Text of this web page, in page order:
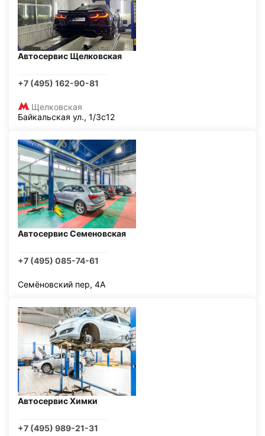
Автосервис Щелковская
+7 (495) 162-90-81
Щелковская
Байкальская ул., 1/3с12
Автосервис Семеновская
+7 (495) 085-74-61
Семёновский пер, 4А
Автосервис Химки
+7 (495) 989-21-31